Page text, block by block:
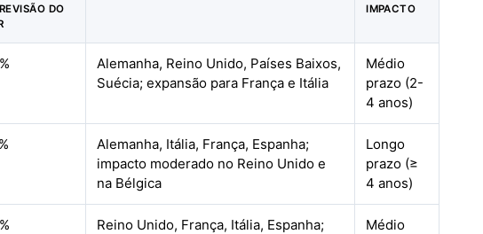
DO
IMPACTO
Alemanha, Reino Unido, Países Baixos,
Suécia; expansão para França e Itália
Médio
prazo (2-
4 anos)
Alemanha, Itália, França, Espanha;
impacto moderado no Reino Unido e
na Bélgica
Longo
prazo (≥
4 anos)
Reino Unido, França, Itália, Espanha;
Médio